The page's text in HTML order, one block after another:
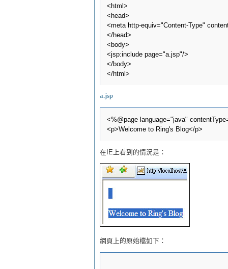
<html>
<head>
<meta http-equiv="Content-Type"
</head>
<body>
<jsp:include page="a.jsp"/>
</body>
a.jsp
<%@page language="java"
在IE上看到的情況是：
網頁上的原始檔如下：